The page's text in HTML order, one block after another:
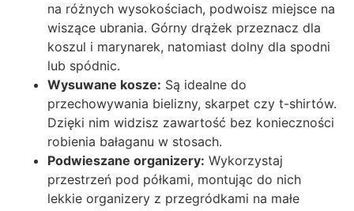
na różnych wysokościach, podwoisz miejsce na
wiszące ubrania. Górny drążek przeznacz dla
koszul i marynarek, natomiast dolny dla spodni
lub spódnic.
Wysuwane kosze: Są idealne do
przechowywania bielizny, skarpet czy t-shirtów.
Dzięki nim widzisz zawartość bez konieczności
robienia bałaganu w stosach.
Podwieszane organizery: Wykorzystaj
przestrzeń pod półkami, montując do nich
lekkie organizery z przegródkami na małe